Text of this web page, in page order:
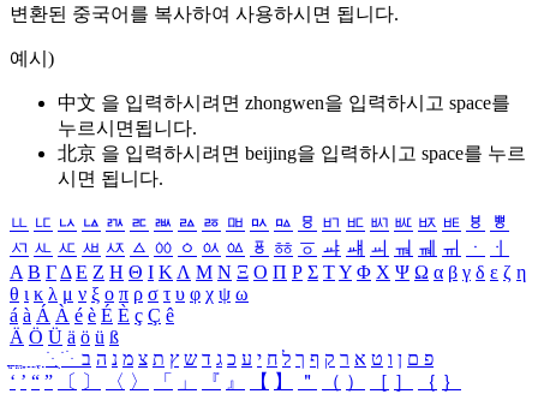
변환된 중국어를 복사하여 사용하시면 됩니다.
예시)
中文 을 입력하시려면 zhongwen을 입력하시고 space를
누르시면됩니다.
北京 을 입력하시려면 beijing을 입력하시고 space를 누르
시면 됩니다.
ㅥ ㅦ ㅧ ㅨ ㅩ ㅪ ㅫ ㅬ ㅭ ㅮ ㅯ ㅰ ㅱ ㅲ ㅳ ㅴ ㅵ ㅶ ㅷ ㅸ
ㅹ
ㅺ ㅻ ㅼ ㅽ ㅾ ㅿ ㆀ ㆁ ㆂ ㆃ ㆄ ㆅ ㆆ ㆇ ㆈ ㆉ ㆊ ㆋ ㆌ ㆍ
ㆎ
Α Β ΓΔ Ε Ζ Η Θ Ι ΚΛ Μ Ν Ξ Ο Π Ρ Σ ΤΥ Φ Χ Ψ Ω α β γ δ ε ζ η
θ ι κ λ μ ν ξ ο π ρ σ τ υ φ χ ψ ω
á à Á À é è É È ç Ç ê
Ä Ö Ü ä ö ü ß
ִֶֹ ֻּ ׁׂ פ ם ן ו ט א ר ק ף ך ל ח י ע כ ג ד ש ץ ת צ מ נ ה ב
‘ ’ “ ” 〔 〕 〈 〉 「 」 『 』 【 】 ＂ （ ） ［ ］ ｛ ｝